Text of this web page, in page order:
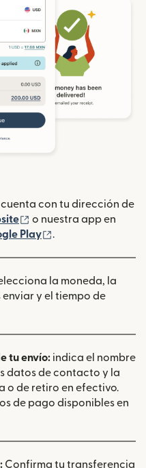
cuenta con tu dirección de
(se abre en una
o nuestra app en
una ventana nueva)
Play .
la moneda, la
y el tiempo de
tu envío: indica el nombre
datos de contacto y la
o de retiro en efectivo.
de pago disponibles en
Confirma tu transferencia